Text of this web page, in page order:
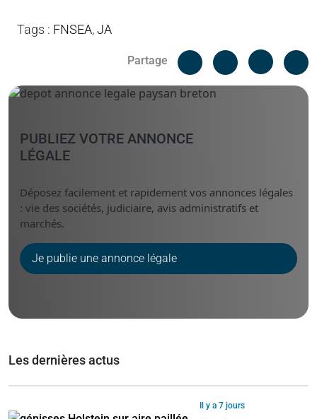
Tags : FNSEA,JA
Partage
Facebook
Linked
PUBLIEZ VOTRE ANNONCE
LÉGALE
Déposez facilement et rapidement vos annonces légales
: vie des sociétés, judiciaire, avis administratifs et
marchés.
Je publie une annonce légale
Les dernières actus
Il y a 7 jours